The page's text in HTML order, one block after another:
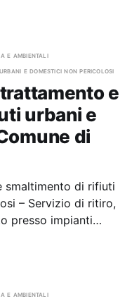
e ambientali
e domestici non pericolosi
e
urbani e
di
smaltimento di rifiuti
– Servizio di ritiro,
presso impianti
codici EER 20.01.08
e ambientali